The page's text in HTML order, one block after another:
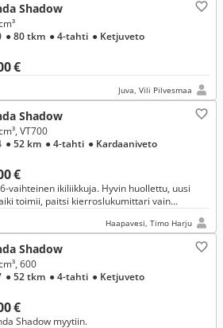
Shadow
€
● 80 tkm ● 4-tahti ● Ketjuveto
Juva, Vili Pilvesmaa
Shadow
€
VT700
● 52 km ● 4-tahti ● Kardaaniveto
vaihteinen ikiliikkuja. Hyvin huollettu, uusi
toimii, paitsi kierroslukumittari vain
Haapavesi, Timo Harju
Shadow
€
600
● 52 tkm ● 4-tahti ● Ketjuveto
Shadow myytiin.